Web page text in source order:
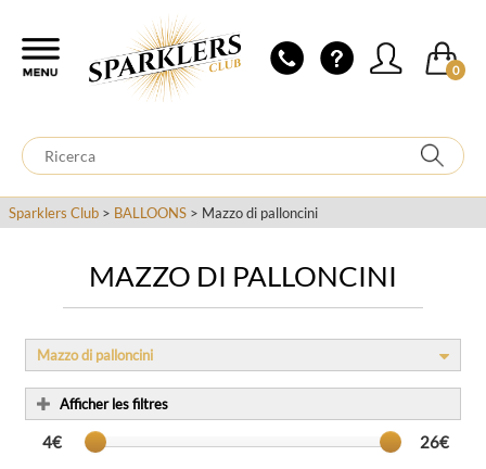
0
Sparklers Club > BALLOONS > Mazzo di palloncini
MAZZO DI PALLONCINI
4€ 26€
Afficher les filtres
Mazzo di palloncini